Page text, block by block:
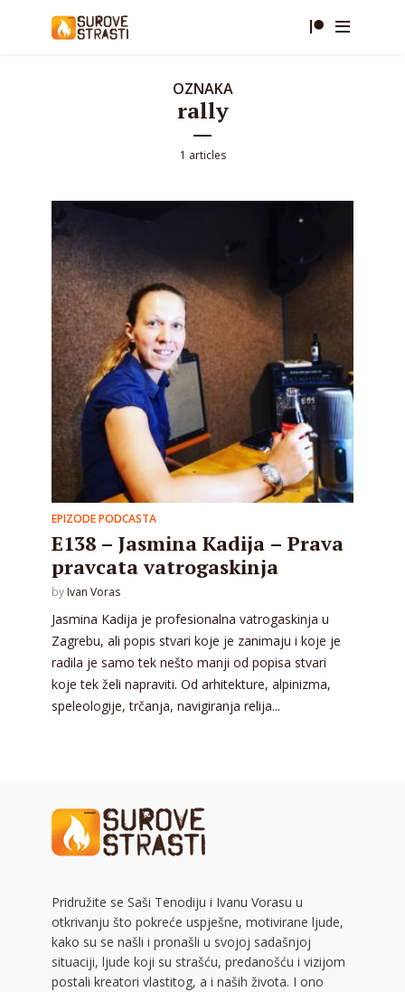
OZNAKA
rally
1 articles
EPIZODE PODCASTA
E138 – Jasmina Kadija – Prava
pravcata vatrogaskinja
by Ivan Voras
Jasmina Kadija je profesionalna vatrogaskinja u
Zagrebu, ali popis stvari koje je zanimaju i koje je
radila je samo tek nešto manji od popisa stvari
koje tek želi napraviti. Od arhitekture, alpinizma,
speleologije, trčanja, navigiranja relija...
Pridružite se Saši Tenodiju i Ivanu Vorasu u
otkrivanju što pokreće uspješne, motivirane ljude,
kako su se našli i pronašli u svojoj sadašnjoj
situaciji, ljude koji su strašću, predanošću i vizijom
postali kreatori vlastitog, a i naših života. I ono